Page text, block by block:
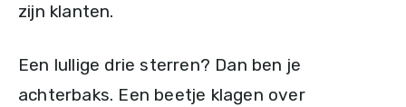
zijn klanten.
Een lullige drie sterren? Dan ben je
achterbaks. Een beetje klagen over